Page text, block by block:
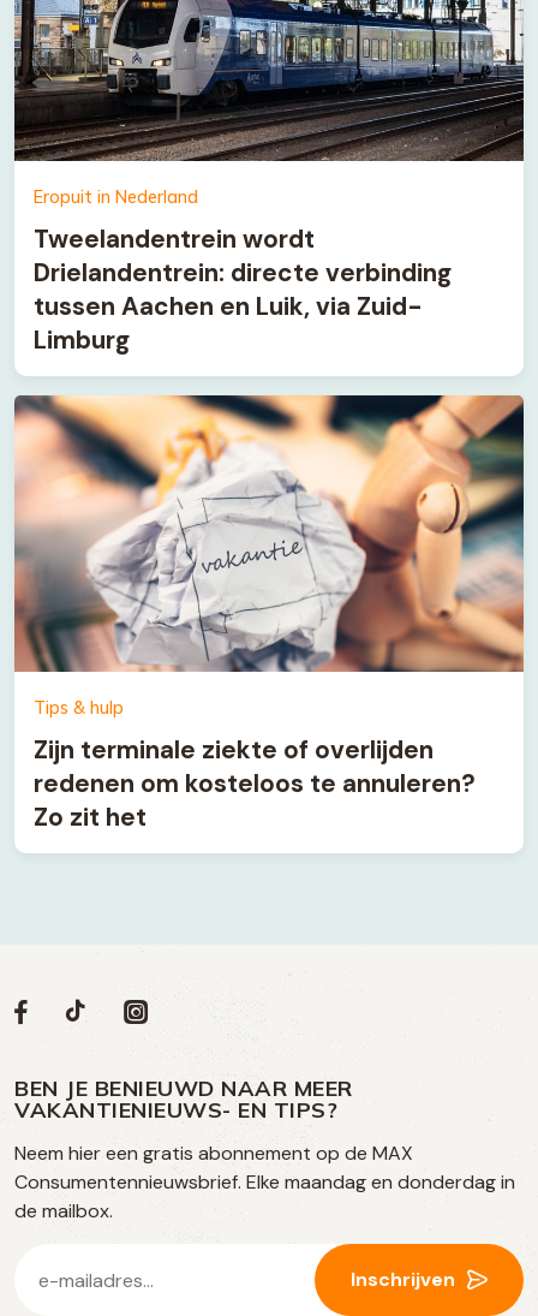
Eropuit in Nederland
Tweelandentrein wordt
Drielandentrein: directe verbinding
tussen Aachen en Luik, via Zuid-
Limburg
Tips & hulp
Zijn terminale ziekte of overlijden
redenen om kosteloos te annuleren?
Zo zit het
Volg
op
social
media
Social
Volg
op
Facebook
Volg
op
TikTok
Volg
op
Instagram
BEN JE BENIEUWD NAAR MEER
VAKANTIENIEUWS- EN TIPS?
Neem hier een gratis abonnement op de MAX
Consumentennieuwsbrief. Elke maandag en donderdag in
de mailbox.
mailadres
Inschrijven